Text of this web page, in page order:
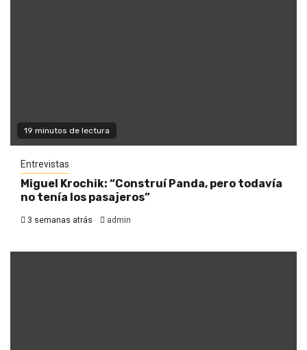
19 minutos de lectura
Entrevistas
Miguel Krochik: “Construí Panda, pero todavía
no tenía los pasajeros”
3 semanas atrás admin